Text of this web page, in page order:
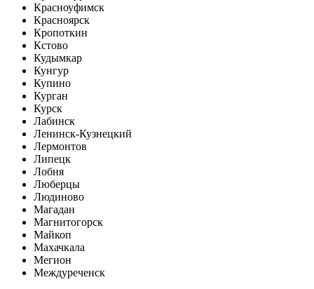
Красноуфимск
Красноярск
Кропоткин
Кстово
Кудымкар
Кунгур
Купино
Курган
Курск
Лабинск
Ленинск-Кузнецкий
Лермонтов
Липецк
Лобня
Люберцы
Людиново
Магадан
Магнитогорск
Майкоп
Махачкала
Мегион
Междуреченск